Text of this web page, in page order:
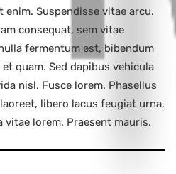
Suspendisse vitae arcu.
consequat, sem vitae
fermentum est, bibendum
quam. Sed dapibus vehicula
nisl. Fusce lorem. Phasellus
libero lacus feugiat urna,
vitae lorem. Praesent mauris.